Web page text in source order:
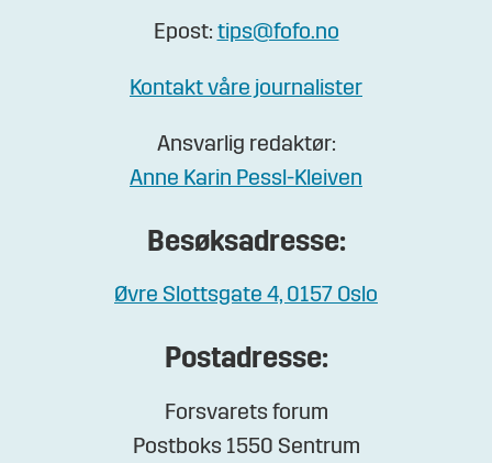
Epost: tips@fofo.no
Kontakt våre journalister
Ansvarlig redaktør:
Anne Karin Pessl-Kleiven
Besøksadresse:
Øvre Slottsgate 4, 0157 Oslo
Postadresse:
Forsvarets forum
Postboks 1550 Sentrum